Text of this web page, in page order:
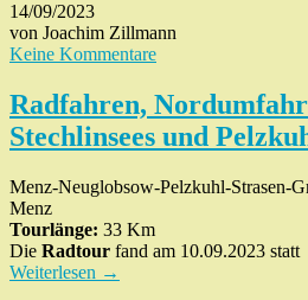
14/09/2023
von Joachim Zillmann
Keine Kommentare
Radfahren,
Stechlinsees und
Menz-Neuglobsow-Pelzkuhl-Strasen-
Menz
Tourlänge: 33 Km
Die Radtour fand am 10.09.2023 statt
Weiterlesen →